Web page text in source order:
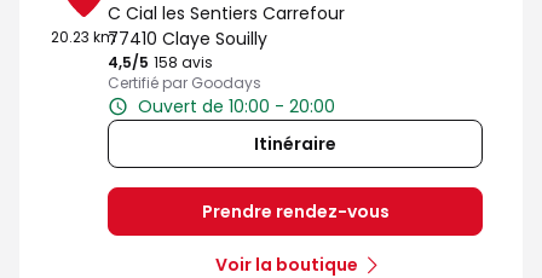
20.23 km
C Cial les Sentiers Carrefour
77410 Claye Souilly
4,5/5 Note de 4.5 sur 5
158 avis
Certifié par Goodays
Ouvert de 10:00 - 20:00
Itinéraire
Prendre rendez-vous
Voir la boutique